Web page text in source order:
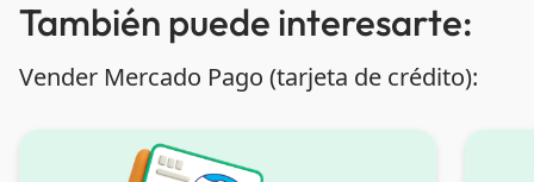
También puede interesarte:
Vender Mercado Pago (tarjeta de crédito):